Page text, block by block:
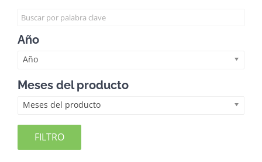
Año
Año
Meses del producto
Meses del producto
FILTRO